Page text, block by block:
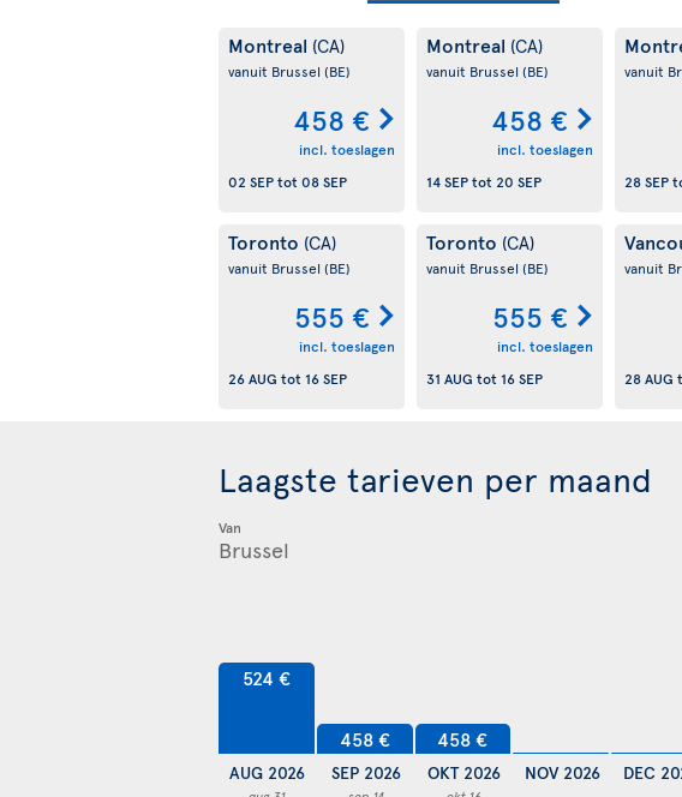
Montreal (CA)
vanuit Brussel (BE)
458 €
incl. toeslagen
02 SEPtot 08 SEP
Montreal (CA)
vanuit Brussel (BE)
458 €
incl. toeslagen
14 SEPtot 20 SEP
vanuit
28 SEP
Toronto (CA)
vanuit Brussel (BE)
555 €
incl. toeslagen
26 AUG tot 16 SEP
Toronto (CA)
vanuit Brussel (BE)
555 €
incl. toeslagen
31 AUG tot 16 SEP
vanuit
28 AUG
Laagste tarieven per maand
Van
524 €
AUG 2026
458 €
SEP 2026
458 €
OKT 2026 NOV 2026 DEC